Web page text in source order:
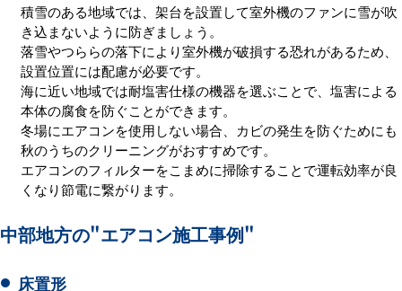
積雪のある地域では、架台を設置して室外機のファンに雪が吹
き込まないように防ぎましょう。
落雪やつららの落下により室外機が破損する恐れがあるため、
設置位置には配慮が必要です。
海に近い地域では耐塩害仕様の機器を選ぶことで、塩害による
本体の腐食を防ぐことができます。
冬場にエアコンを使用しない場合、カビの発生を防ぐためにも
秋のうちのクリーニングがおすすめです。
エアコンのフィルターをこまめに掃除することで運転効率が良
くなり節電に繋がります。
中部地方の"エアコン施工事例"
床置形